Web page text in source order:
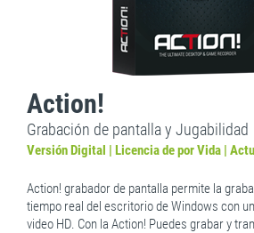
Action!
Grabación de pantalla y Jugabilidad
Versión Digital | Licencia de por Vida |
Action! grabador de pantalla permite la
tiempo real del escritorio de Windows con
video HD. Con la Action! Puedes grabar y